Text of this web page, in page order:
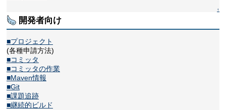
↑
開発者向け
■プロジェクト
(各種申請方法)
■コミッタ
■コミッタの作業
■Maven情報
■Git
■課題追跡
■継続的ビルド